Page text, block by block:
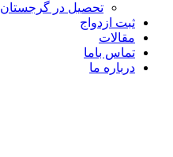
تحصیل در گرجستان
ثبت ازدواج
مقالات
تماس باما
درباره ما